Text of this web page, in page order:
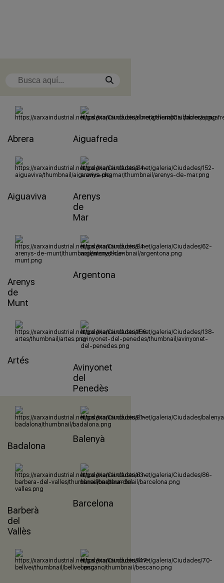
Abrera Aiguafreda
Aiguaviva
Arenys
de
Mar
Arenys
de
Munt
Argentona
Artés
Avinyonet
del
Penedès
Badalona
Balenyà
Barberà
del
Vallès
Barcelona